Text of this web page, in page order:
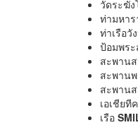
วัดระฆัง
ท่ามหาร
ท่าเรือวั
ป้อมพระ
สะพานส
สะพานพ
สะพานส
เอเชียที
เรือ